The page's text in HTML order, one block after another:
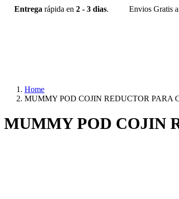
Entrega rápida en 2 - 3 dias. Envios Gratis
Home
MUMMY POD COJIN REDUCTOR PARA
MUMMY POD COJIN